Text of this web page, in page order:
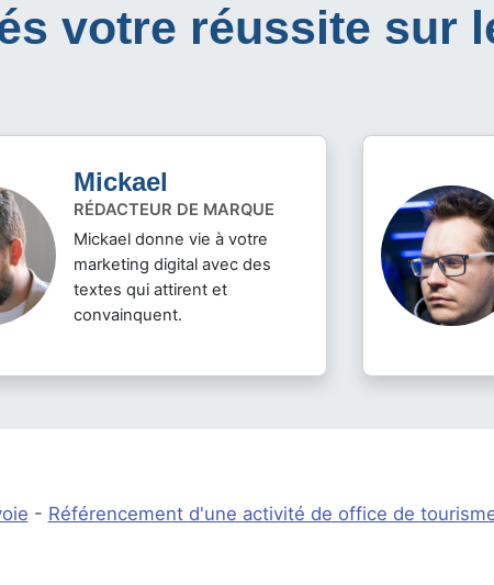
votre réussite sur
Mickael
RÉDACTEUR DE MARQUE
Mickael donne vie à votre
marketing digital avec des
textes qui attirent et
convainquent.
- Référencement d'une activité de office de